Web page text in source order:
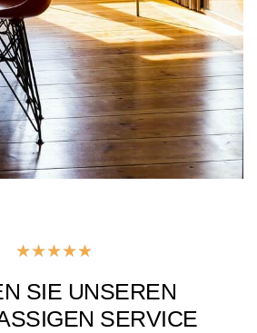
★★★★★
SIE UNSEREN
SERVICE